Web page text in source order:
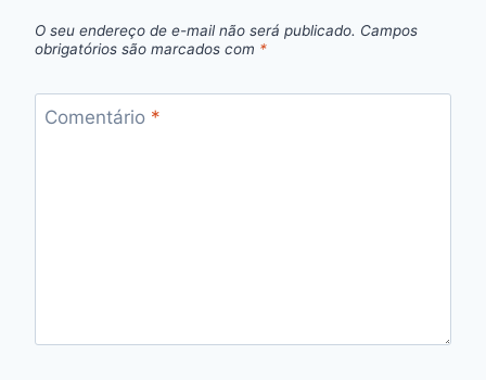
O seu endereço de e-mail não será publicado. Campos
obrigatórios são marcados com *
Comentário *